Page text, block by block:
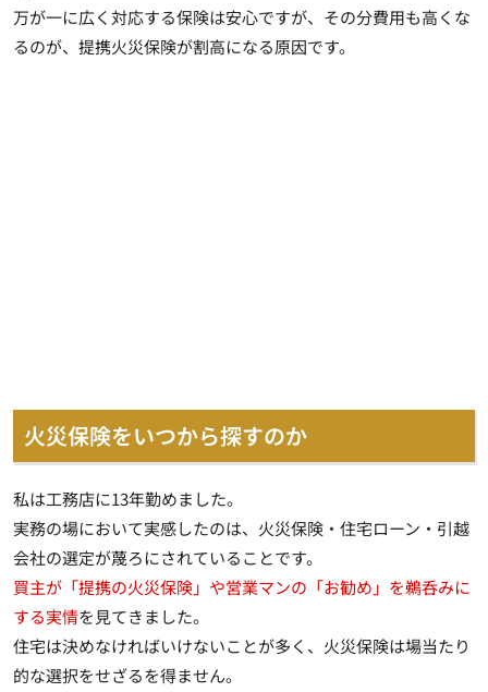
万が一に広く対応する保険は安心ですが、その分費用も高くな
るのが、提携火災保険が割高になる原因です。
火災保険をいつから探すのか
私は工務店に13年勤めました。
実務の場において実感したのは、火災保険・住宅ローン・引越
会社の選定が蔑ろにされていることです。
買主が「提携の火災保険」や営業マンの「お勧め」を鵜呑みに
する実情を見てきました。
住宅は決めなければいけないことが多く、火災保険は場当たり
的な選択をせざるを得ません。